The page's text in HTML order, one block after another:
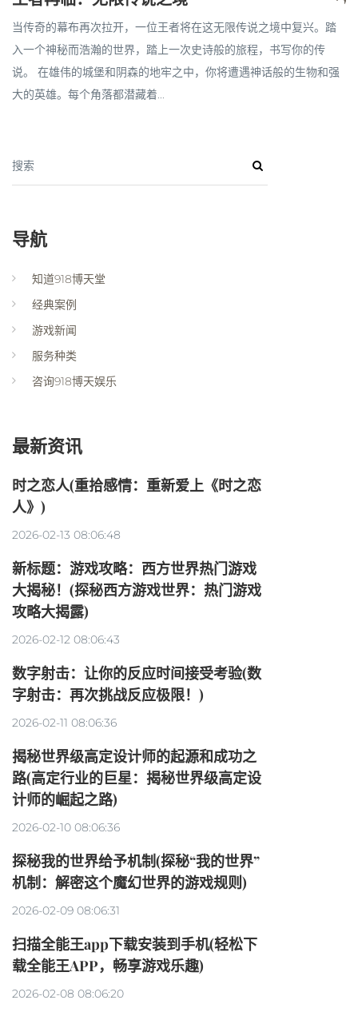
当传奇的幕布再次拉开，一位王者将在这无限传说之境中复兴。踏
入一个神秘而浩瀚的世界，踏上一次史诗般的旅程，书写你的传
说。 在雄伟的城堡和阴森的地牢之中，你将遭遇神话般的生物和强
大的英雄。每个角落都潜藏着...
搜索
导航
知道918博天堂
经典案例
游戏新闻
服务种类
咨询918博天娱乐
最新资讯
时之恋人(重拾感情：重新爱上《时之恋
人》)
2026-02-13 08:06:48
新标题：游戏攻略：西方世界热门游戏
大揭秘！(探秘西方游戏世界：热门游戏
攻略大揭露)
2026-02-12 08:06:43
数字射击：让你的反应时间接受考验(数
字射击：再次挑战反应极限！)
2026-02-11 08:06:36
揭秘世界级高定设计师的起源和成功之
路(高定行业的巨星：揭秘世界级高定设
计师的崛起之路)
2026-02-10 08:06:36
探秘我的世界给予机制(探秘“我的世界”
机制：解密这个魔幻世界的游戏规则)
2026-02-09 08:06:31
扫描全能王app下载安装到手机(轻松下
载全能王APP，畅享游戏乐趣)
2026-02-08 08:06:20